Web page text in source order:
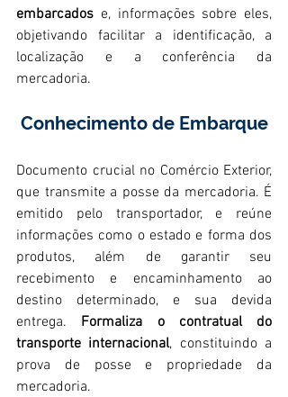
embarcados e, informações sobre eles,
objetivando facilitar a identificação, a
localização e a conferência da
mercadoria.
Conhecimento de Embarque
Documento crucial no Comércio Exterior,
que transmite a posse da mercadoria. É
emitido pelo transportador, e reúne
informações como o estado e forma dos
produtos, além de garantir seu
recebimento e encaminhamento ao
destino determinado, e sua devida
entrega. Formaliza o contratual do
transporte internacional, constituindo a
prova de posse e propriedade da
mercadoria.